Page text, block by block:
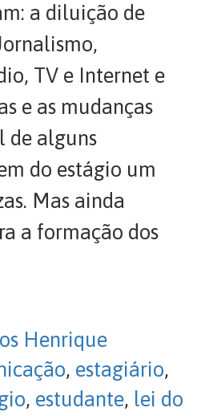
a diluição de
TV e Internet e
e as mudanças
de alguns
do estágio um
Mas ainda
a formação dos
Henrique
, estagiário,
, estudante, lei do